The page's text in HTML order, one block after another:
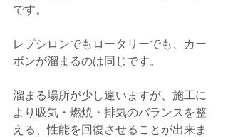
です。
レプシロンでもロータリーでも、カー
ボンが溜まるのは同じです。
溜まる場所が少し違いますが、施工に
より吸気・燃焼・排気のバランスを整
える、性能を回復させることが出来ま